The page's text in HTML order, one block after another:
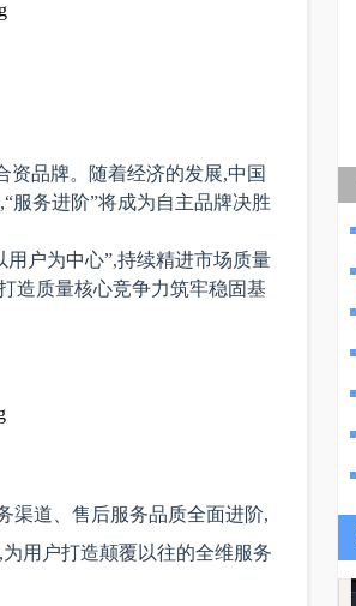
资品牌。随着经济的发展,中国
服务进阶”将成为自主品牌决胜
用户为中心”,持续精进市场质量
造质量核心竞争力筑牢稳固基
渠道、售后服务品质全面进阶,
用户打造颠覆以往的全维服务